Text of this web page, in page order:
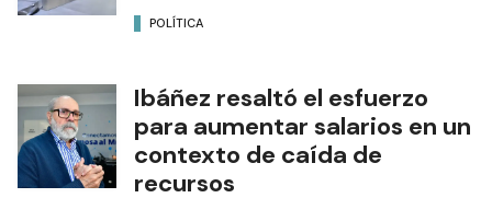
POLÍTICA
Ibáñez resaltó el esfuerzo
para aumentar salarios en un
contexto de caída de
recursos